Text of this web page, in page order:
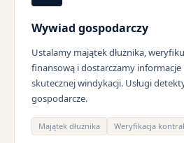
Wywiad gospodarczy
Ustalamy majątek dłużnika,
finansową i dostarczamy
skutecznej windykacji. Usługi
gospodarcze.
Majątek dłużnika Weryfikacja